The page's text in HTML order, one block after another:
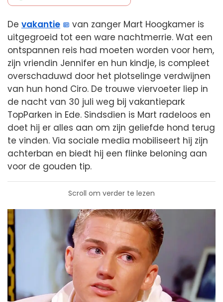
De vakantie
van zanger Mart Hoogkamer is
uitgegroeid tot een ware nachtmerrie. Wat een
ontspannen reis had moeten worden voor hem,
zijn vriendin Jennifer en hun kindje, is compleet
overschaduwd door het plotselinge verdwijnen
van hun hond Ciro. De trouwe viervoeter liep in
de nacht van 30 juli weg bij vakantiepark
TopParken in Ede. Sindsdien is Mart radeloos en
doet hij er alles aan om zijn geliefde hond terug
te vinden. Via sociale media mobiliseert hij zijn
achterban en biedt hij een flinke beloning aan
voor de gouden tip.
Scroll om verder te lezen